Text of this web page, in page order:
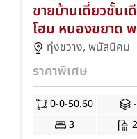
ขายบ้านเดี่ยวชั้น
โฮม หนองขยาด
ตรว. 3 ห้องนอน 2
แถมเพียบ | บ้านใ
เมือง ราคาคุ้ม
ทุ่งขวาง, พนัสนิคม
ราคาพิเศษ
0-0-50.60 -
3
2